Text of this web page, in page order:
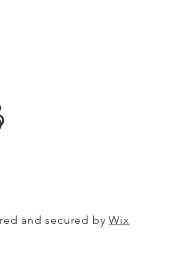
and secured byWix